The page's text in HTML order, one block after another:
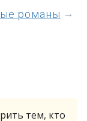
романы
тем, кто